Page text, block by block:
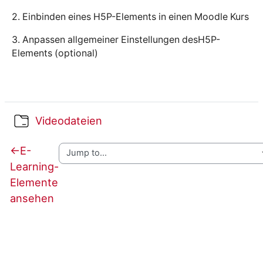
2. Einbinden eines H5P-Elements in einen Moodle Kurs
3. Anpassen allgemeiner Einstellungen desH5P-
Elements (optional)
Videodateien
←E-
Learning-
Elemente
ansehen